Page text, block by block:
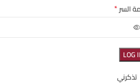
السر*
LOG
تذكرني